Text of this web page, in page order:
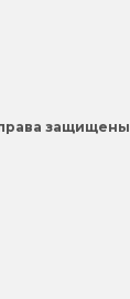
права защищены